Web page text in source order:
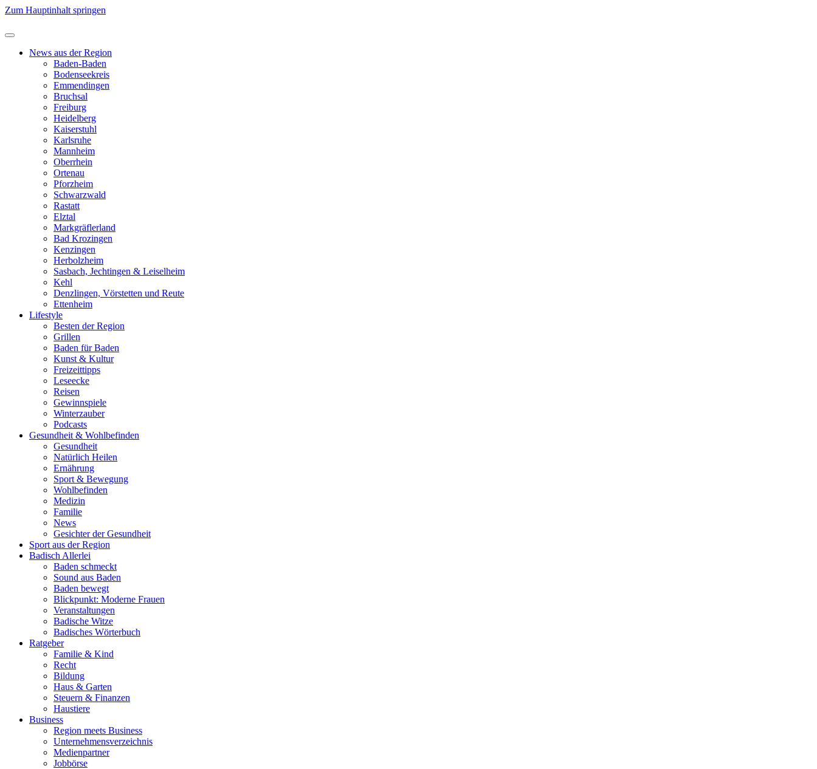
Zum Hauptinhalt springen
News aus der Region
Baden-Baden
Bodenseekreis
Emmendingen
Bruchsal
Freiburg
Heidelberg
Kaiserstuhl
Karlsruhe
Mannheim
Oberrhein
Ortenau
Pforzheim
Schwarzwald
Rastatt
Elztal
Markgräflerland
Bad Krozingen
Kenzingen
Herbolzheim
Sasbach, Jechtingen & Leiselheim
Kehl
Denzlingen, Vörstetten und Reute
Ettenheim
Lifestyle
Besten der Region
Grillen
Baden für Baden
Kunst & Kultur
Freizeittipps
Leseecke
Reisen
Gewinnspiele
Winterzauber
Podcasts
Gesundheit & Wohlbefinden
Gesundheit
Natürlich Heilen
Ernährung
Sport & Bewegung
Wohlbefinden
Medizin
Familie
News
Gesichter der Gesundheit
Sport aus der Region
Badisch Allerlei
Baden schmeckt
Sound aus Baden
Baden bewegt
Blickpunkt: Moderne Frauen
Veranstaltungen
Badische Witze
Badisches Wörterbuch
Ratgeber
Familie & Kind
Recht
Bildung
Haus & Garten
Steuern & Finanzen
Haustiere
Business
Region meets Business
Unternehmensverzeichnis
Medienpartner
Jobbörse